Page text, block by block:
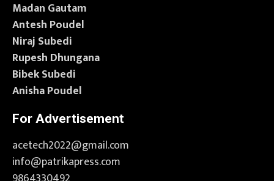
Madan Gautam
Antesh Poudel
Niraj Subedi
Rupesh Dhungana
Bibek Subedi
Anisha Poudel
For Advertisement
acetech2022@gmail.com
info@patrikapress.com